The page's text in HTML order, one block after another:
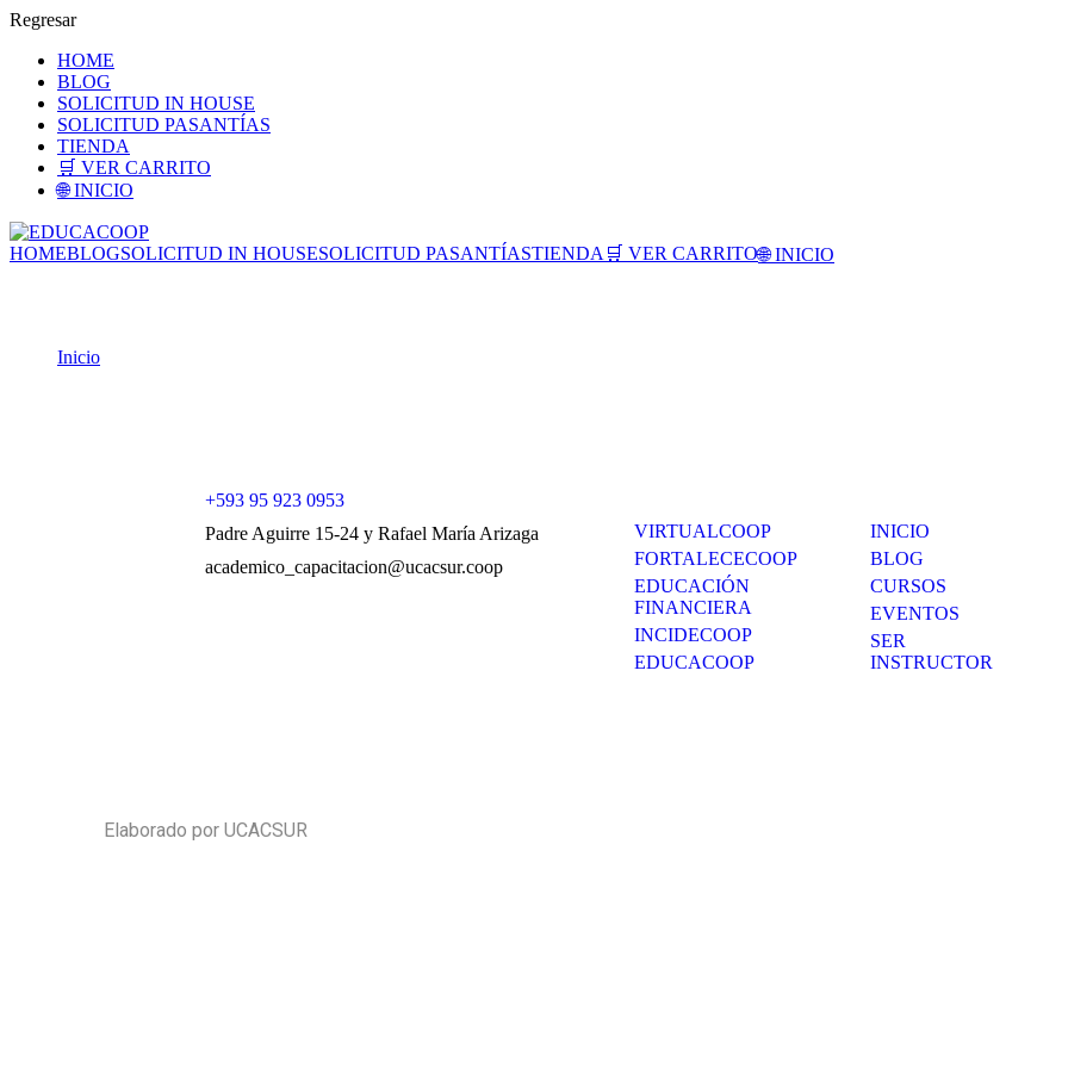
Regresar
HOME
BLOG
SOLICITUD IN HOUSE
SOLICITUD PASANTÍAS
TIENDA
🛒 VER CARRITO
🌐 INICIO
HOMEBLOGSOLICITUD IN HOUSESOLICITUD PASANTÍASTIENDA 🛒 VER CARRITO🌐 INICIO
Inicio
+593 95 923 0953
Padre Aguirre 15-24 y Rafael María Arizaga
academico_capacitacion@ucacsur.coop
VIRTUALCOOP
FORTALECECOOP
EDUCACIÓN
FINANCIERA
INCIDECOOP
EDUCACOOP
INICIO
BLOG
CURSOS
EVENTOS
SER
INSTRUCTOR
Elaborado por UCACSUR